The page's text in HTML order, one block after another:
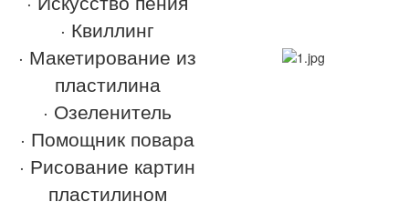
· Квиллинг
· Макетирование из
пластилина
· Озеленитель
· Помощник повара
· Рисование картин
пластилином